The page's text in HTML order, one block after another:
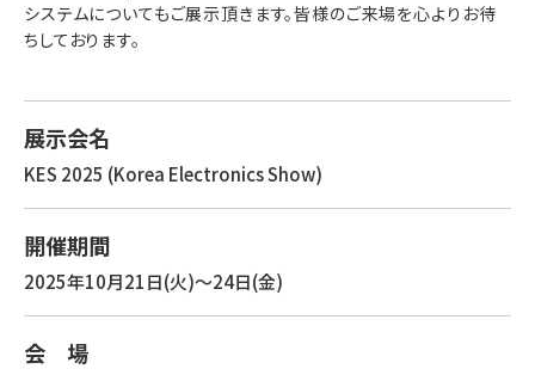
システムについてもご展示頂きます。皆様のご来場を心よりお待
ちしております。
展示会名
KES 2025 (Korea Electronics Show)
開催期間
2025年10月21日(火)～24日(金)
会 場